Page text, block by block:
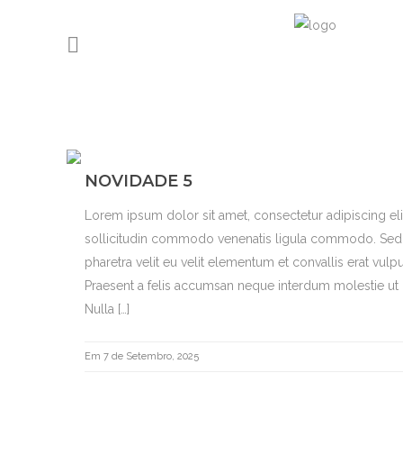
NOVIDADE 5
Lorem ipsum dolor sit amet, consectetur adipiscing
sollicitudin commodo venenatis ligula commodo.
pharetra velit eu velit elementum et convallis erat
Praesent a felis accumsan neque interdum molestie
Nulla […]
Em 7 de Setembro, 2025